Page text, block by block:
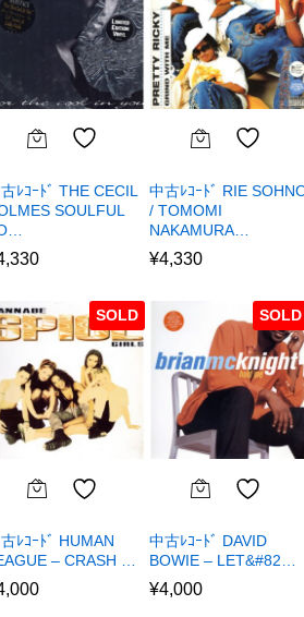
ﾚｺｰﾄﾞ THE CECIL
SOULFUL
中古ﾚｺｰﾄﾞ RIE
/ TOMOMI
NAKAMURA…
¥4,330
SOLD
ﾚｺｰﾄﾞ HUMAN
– CRASH …
SOLD
中古ﾚｺｰﾄﾞ DAVID
BOWIE – LET&#82…
¥4,000